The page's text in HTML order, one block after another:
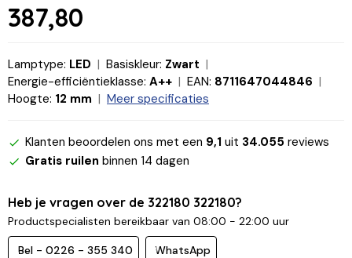
387,80
Lamptype: LED Basiskleur: Zwart
Energie-efficiëntieklasse: A++ EAN: 8711647044846
Hoogte: 12 mm Meer specificaties
Klanten beoordelen ons met een 9,1 uit 34.055 reviews
Gratis ruilen binnen 14 dagen
Heb je vragen over de 322180 322180?
Productspecialisten bereikbaar van 08:00 - 22:00 uur
Bel - 0226 - 355 340 WhatsApp